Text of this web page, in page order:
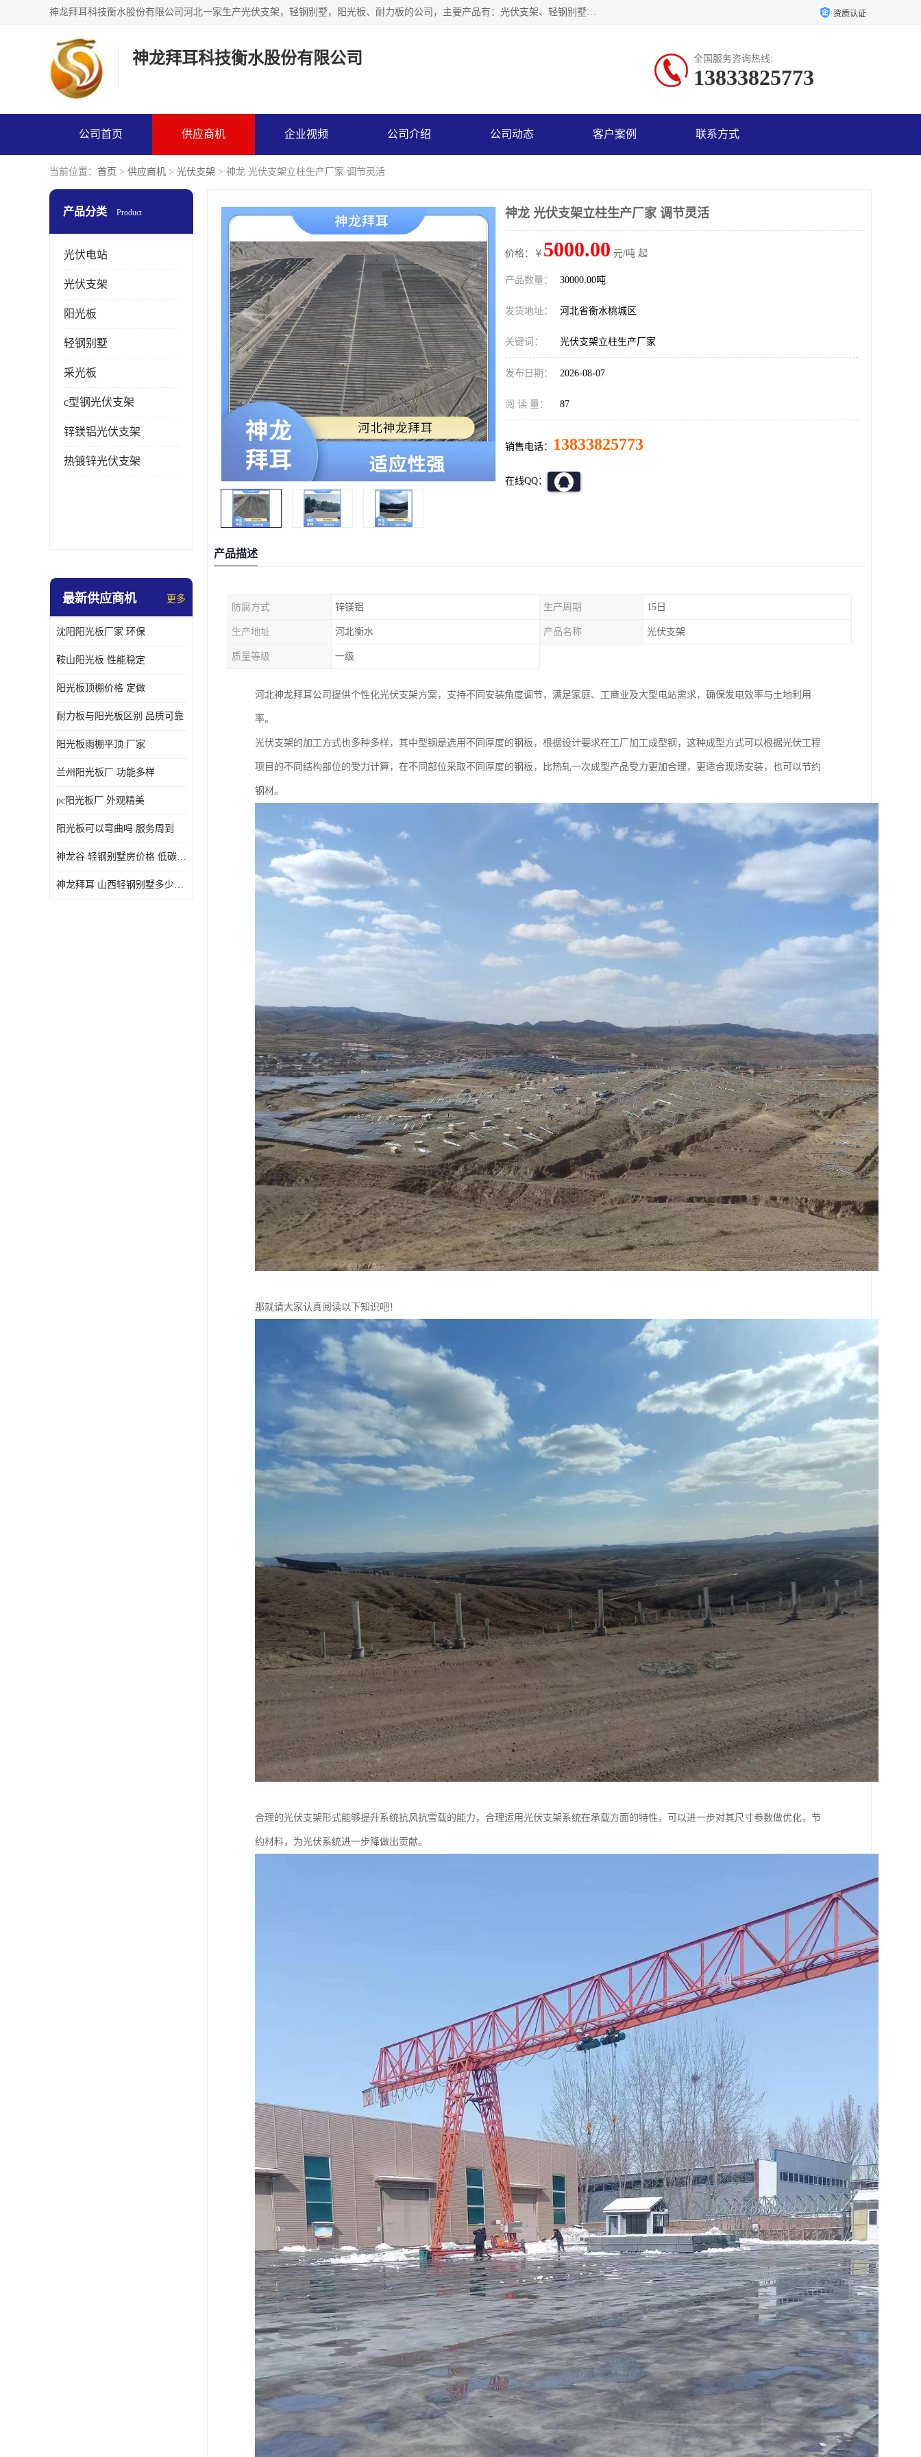
神龙拜耳科技衡水股份有限公司河北一家生产光伏支架，轻钢别墅，阳光板、耐力板的公司，主要产品有：光伏支架、轻钢别墅、阳光板、耐力板、采光板等，公司参与制定了多项标准。 资质认证
神龙拜耳科技衡水股份有限公司 全国服务咨询热线:
13833825773
公司首页 供应商机 企业视频 公司介绍 公司动态 客户案例 联系方式
当前位置： 首页 > 供应商机 > 光伏支架 > 神龙 光伏支架立柱生产厂家 调节灵活
产品分类 Product
光伏电站
光伏支架
阳光板
轻钢别墅
采光板
c型钢光伏支架
锌镁铝光伏支架
热镀锌光伏支架
最新供应商机 更多
沈阳阳光板厂家 环保
鞍山阳光板 性能稳定
阳光板顶棚价格 定做
耐力板与阳光板区别 品质可靠
阳光板雨棚平顶 厂家
兰州阳光板厂 功能多样
pc阳光板厂 外观精美
阳光板可以弯曲吗 服务周到
神龙谷 轻钢别墅房价格 低碳环保
神龙拜耳 山西轻钢别墅多少钱 施工快捷
神龙 光伏支架立柱生产厂家 调节灵活
价格：￥ 5000.00 元/吨 起
产品数量： 30000.00吨
发货地址： 河北省衡水桃城区
关键词： 光伏支架立柱生产厂家
发布日期： 2026-08-07
阅 读 量： 87
销售电话： 13833825773
在线QQ：
产品描述
防腐方式 锌镁铝 生产周期 15日
生产地址 河北衡水 产品名称 光伏支架
质量等级 一级
河北神龙拜耳公司提供个性化光伏支架方案，支持不同安装角度调节，满足家庭、工商业及大型电站需求，确保发电效率与土地利用
率。
光伏支架的加工方式也多种多样，其中型钢是选用不同厚度的钢板，根据设计要求在工厂加工成型钢，这种成型方式可以根据光伏工程
项目的不同结构部位的受力计算，在不同部位采取不同厚度的钢板，比热轧一次成型产品受力更加合理，更适合现场安装，也可以节约
钢材。
那就请大家认真阅读以下知识吧！
合理的光伏支架形式能够提升系统抗风抗雪载的能力，合理运用光伏支架系统在承载方面的特性，可以进一步对其尺寸参数做优化，节
约材料，为光伏系统进一步降做出贡献。